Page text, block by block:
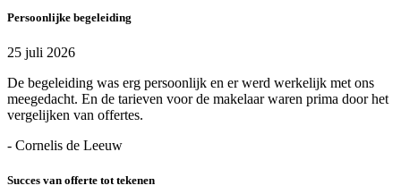
Persoonlijke begeleiding
25 juli 2026
De begeleiding was erg persoonlijk en er werd werkelijk met ons
meegedacht. En de tarieven voor de makelaar waren prima door het
vergelijken van offertes.
- Cornelis de Leeuw
Succes van offerte tot tekenen